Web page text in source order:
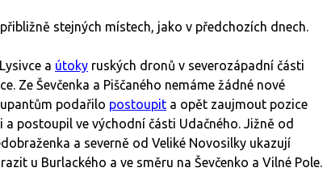
stejných místech, jako v předchozích dnech.
a útoky ruských dronů v severozápadní části
Ze Ševčenka a Piščaného nemáme žádné nové
podařilo postoupit a opět zaujmout pozice
postoupil ve východní části Udačného. Jižně od
a severně od Veliké Novosilky ukazují
u Burlackého a ve směru na Ševčenko a Vilné Pole.